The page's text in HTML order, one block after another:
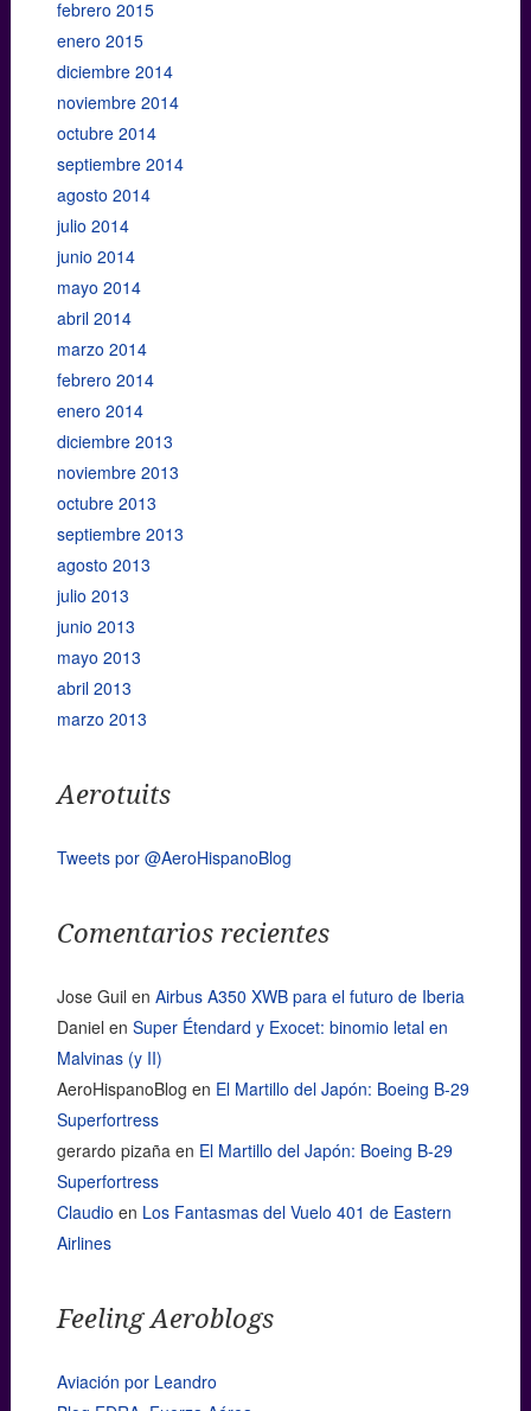
febrero 2015
enero 2015
diciembre 2014
noviembre 2014
octubre 2014
septiembre 2014
agosto 2014
julio 2014
junio 2014
mayo 2014
abril 2014
marzo 2014
febrero 2014
enero 2014
diciembre 2013
noviembre 2013
octubre 2013
septiembre 2013
agosto 2013
julio 2013
junio 2013
mayo 2013
abril 2013
marzo 2013
Aerotuits
Tweets por @AeroHispanoBlog
Comentarios recientes
Jose Guil en Airbus A350 XWB para el futuro de Iberia
Daniel en Super Étendard y Exocet: binomio letal en
Malvinas (y II)
AeroHispanoBlog en El Martillo del Japón: Boeing B-29
Superfortress
gerardo pizaña en El Martillo del Japón: Boeing B-29
Superfortress
Claudio en Los Fantasmas del Vuelo 401 de Eastern
Airlines
Feeling Aeroblogs
Aviación por Leandro